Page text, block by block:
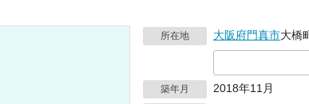
所在地 大阪府門真市大橋
築年月 2018年11月